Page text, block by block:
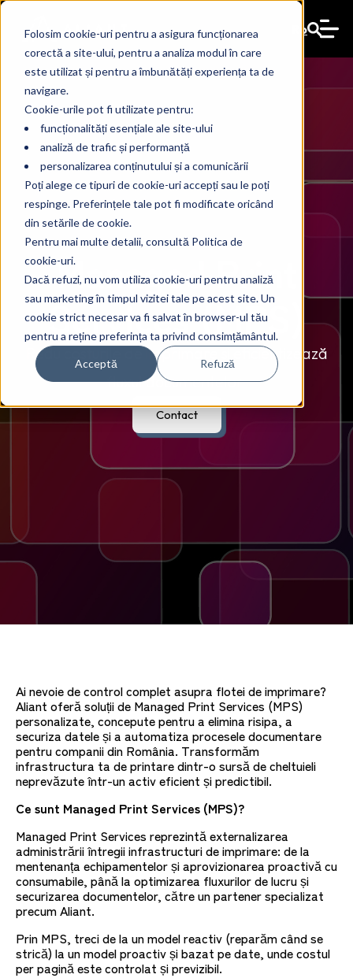
Folosim cookie-uri pentru a asigura funcționarea
corectă a site-ului, pentru a analiza modul în care
este utilizat și pentru a îmbunătăți experiența ta de
navigare.
Cookie-urile pot fi utilizate pentru:
funcționalități esențiale ale site-ului
analiză de trafic și performanță
personalizarea conținutului și a comunicării
Poți alege ce tipuri de cookie-uri accepți sau le poți
respinge. Preferințele tale pot fi modificate oricând
din setările de cookie.
Pentru mai multe detalii, consultă Politica de
cookie-uri.
Dacă refuzi, nu vom utiliza cookie-uri pentru analiză
sau marketing în timpul vizitei tale pe acest site. Un
cookie strict necesar va fi salvat în browser-ul tău
pentru a reține preferința ta privind consimțământul.
Acceptă Refuză
Ro
Managed Print
Services (MPS)
Redu costurile de imprimare și eficientizează
fluxul documentelor
Contact
Ai nevoie de control complet asupra flotei de imprimare?
Aliant oferă soluții de Managed Print Services (MPS)
personalizate, concepute pentru a elimina risipa, a
securiza datele și a automatiza procesele documentare
pentru companii din România. Transformăm
infrastructura ta de printare dintr-o sursă de cheltuieli
neprevăzute într-un activ eficient și predictibil.
Ce sunt Managed Print Services (MPS)?
Managed Print Services reprezintă externalizarea
administrării întregii infrastructuri de imprimare: de la
mentenanța echipamentelor și aprovizionarea proactivă cu
consumabile, până la optimizarea fluxurilor de lucru și
securizarea documentelor, către un partener specializat
precum Aliant.
Prin MPS, treci de la un model reactiv (reparăm când se
strică) la un model proactiv și bazat pe date, unde costul
per pagină este controlat și previzibil.